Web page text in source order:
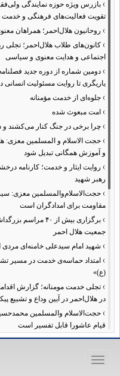
› بازرس ویژه حوزه نمایندگی
تقویت فعالیت‌های فرهنگی و خدمت
› روحانیون هلال‌احمر؛ همراهان
› کانون‌های طلاب هلال‌احمر؛ تجلی
اجتماعی و هدایت معنوی و سیاسی
› دومین شماره از دوره جدید
یاریگری تا روایت مسئولیت انسانی
› جلوه‌ای از خدمت مؤمنانه
› امت مبعوث شده
› چرا برخی در جنگ کنار می‌کشند و
› حجت الاسلام و المسلمین معزی:
و آموزش همگانی تبدیل شود
› روایت ایثار و خدمت؛ کارنامه
رهبر شهید
› حجت‌الاسلام‌والمسلمین معزی:
مقاومت برای امدادگران است
›
برگزاری بیش از ۴۰
جمعیت هلال احمر
› شهید امام سیدعلی خامنه‌ای مردی از
› امتداد حماسه‌ی خدمت در مسیر
(ع)»
› تجلی خدمت مومنانه؛ گزارش
در هلال‌احمر در آیین وداع و تشییع
› حجت‌الاسلام والمسلمین
قیام عاشورا قابل تفسیر است
›آمادگی همه‌جانبه معاونت فرهنگی
›طنین نوای حسینی در ساختمان
Toggle